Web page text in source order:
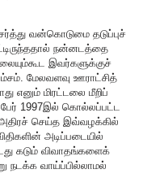
வன்கொடுமை தடுப்புச்
நன்னடத்தை
இவர்களுக்குச்
மேலவளவு ஊராட்சித்
எனும் மிரட்டலை மீறிப்
பேர் 1997இல் கொல்லப்பட்ட
செய்த இவ்வழக்கில்
அடிப்படையில்
கடும் விவாதங்களைக்
நடக்க வாய்ப்பில்லாமல்